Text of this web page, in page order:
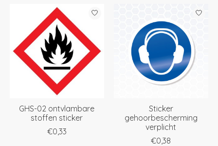
GHS-02 ontvlambare
stoffen sticker
€0,33
Sticker
gehoorbescherming
verplicht
€0,38